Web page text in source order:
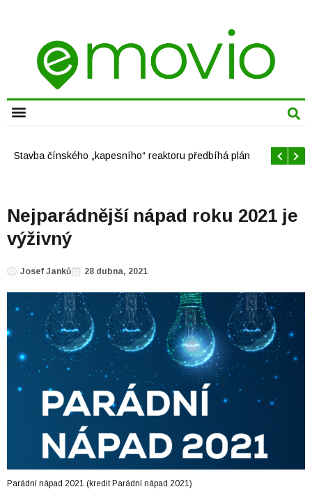
Offshore větrné elektrárny v USA se mají brzy rozrůst
Nejparádnější nápad roku 2021 je
výživný
Josef Janků 28 dubna, 2021
Parádní nápad 2021 (kredit Parádní nápad 2021)